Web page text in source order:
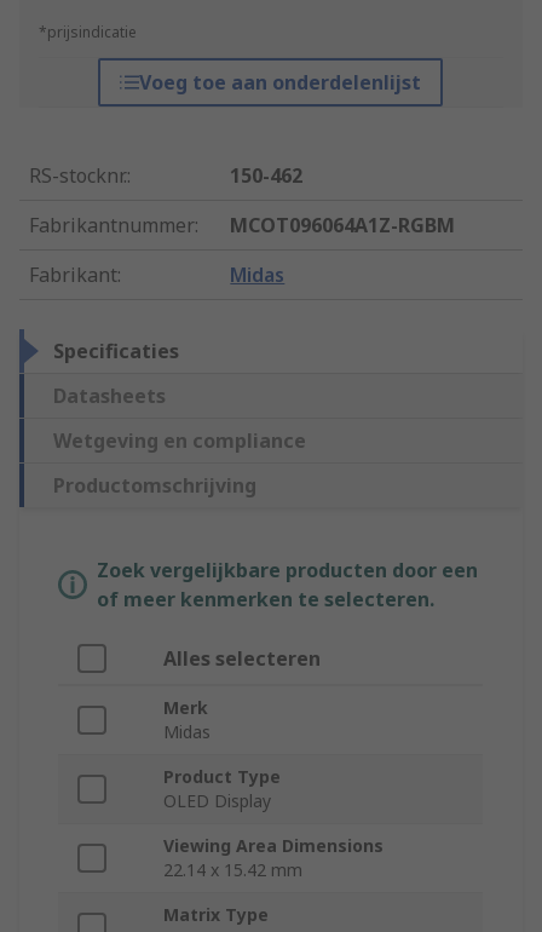
*prijsindicatie
Voeg toe aan onderdelenlijst
RS-stocknr.:
150-462
Fabrikantnummer:
MCOT096064A1Z-RGBM
Fabrikant: Midas
Specificaties
Datasheets
Wetgeving en compliance
Productomschrijving
Zoek vergelijkbare producten door een
of meer kenmerken te selecteren.
Alles selecteren
Merk
Midas
Product Type
OLED Display
Viewing Area Dimensions
22.14 x 15.42 mm
Matrix Type